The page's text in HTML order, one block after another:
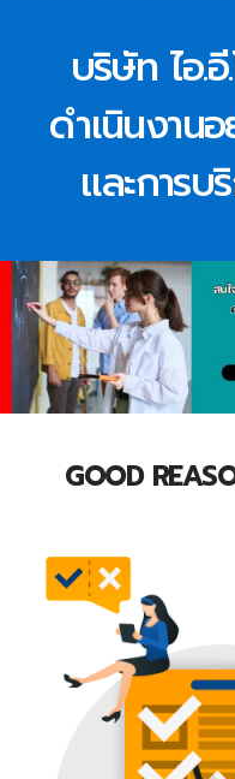
บริษัท ไอ.
ดำเนินงาน
และการ
GOOD